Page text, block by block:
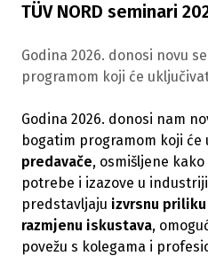
TÜV NORD seminari
Godina 2026. donosi novu
programom koji će
Godina 2026. donosi nam
bogatim programom koji će
predavače, osmišljene
potrebe i izazove u
predstavljaju izvrsnu
razmjenu iskustava,
povežu s kolegama i